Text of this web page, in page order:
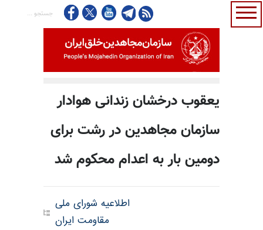
یعقوب درخشان زندانی هوادار
سازمان مجاهدین در رشت برای
دومین بار به اعدام محکوم شد
اطلاعیه شورای ملی
مقاومت ایران